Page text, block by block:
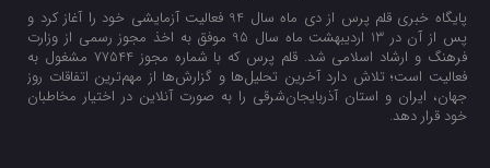
پایگاه خبری قلم پرس از دی ماه سال 94 فعالیت آزمایشی خود را آغاز کرد و
پس از آن در 13 اردیبهشت ماه سال 95 موفق به اخذ مجوز رسمی از وزارت
فرهنگ و ارشاد اسلامی شد. قلم پرس که با شماره مجوز 77544 مشغول به
فعالیت است؛ تلاش دارد آخرین تحلیل‌ها و گزارش‌ها از مهم‌ترین اتفاقات روز
جهان، ایران و استان آذربایجان‌شرقی را به صورت آنلاین در اختیار مخاطبان
خود قرار دهد.